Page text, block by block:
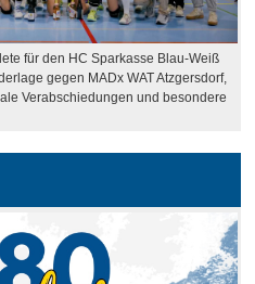
für den HC Sparkasse Blau-Weiß
gegen MADx WAT Atzgersdorf,
Verabschiedungen und besondere